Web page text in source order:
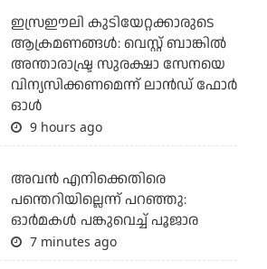
ഇസ്രഈലി കുടിയേറ്റക്കാരുടെ
ആക്രമണങ്ങള്‍: വെസ്റ്റ് ബാങ്കില്‍
അന്താരാഷ്ട്ര സുരക്ഷാ സേനയെ
വിന്യസിക്കണമെന്ന് ലാന്‍ഡ് ഫോര്‍
ഓള്‍
9 hours ago
അവന്‍ എനിക്കെതിരെ
പന്തെറിയില്ലെന്ന് പറഞ്ഞു:
ഓര്‍മകള്‍ പങ്കുവെച്ച് പൂജാര
7 minutes ago